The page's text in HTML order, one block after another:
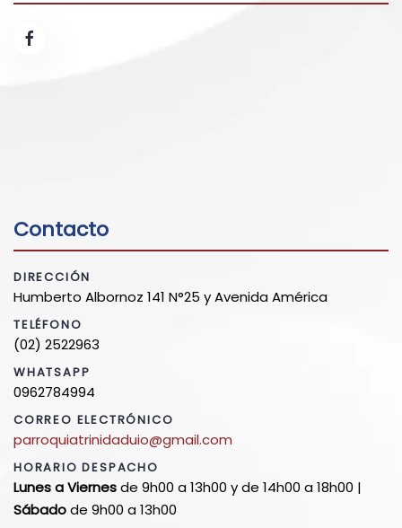
Contacto
DIRECCIÓN
Humberto Albornoz 141 N°25 y Avenida América
TELÉFONO
(02) 2522963
WHATSAPP
0962784994
CORREO ELECTRÓNICO
parroquiatrinidaduio@gmail.com
HORARIO DESPACHO
Lunes a Viernesde 9h00 a 13h00 y de 14h00 a 18h00 |
Sábadode 9h00 a 13h00